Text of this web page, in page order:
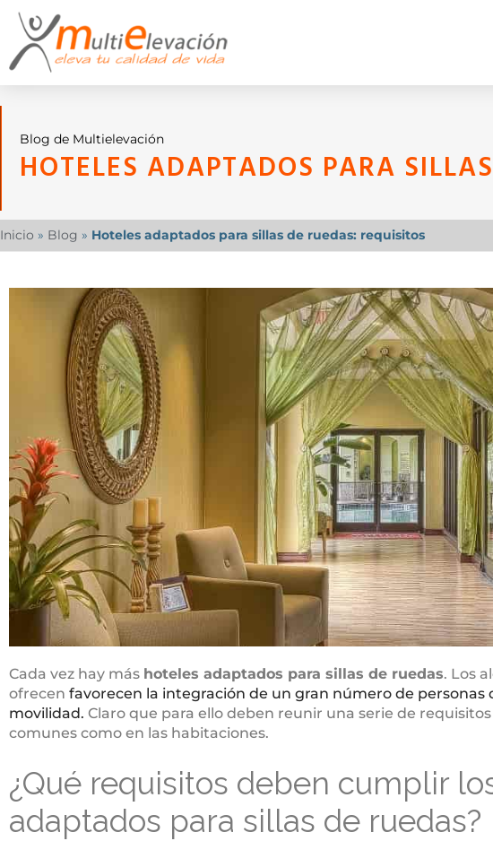
Blog de Multielevación
HOTELES ADAPTADOS PARA
Inicio » Blog » Hoteles adaptados para sillas de ruedas: requisitos
Cada vez hay más hoteles adaptados para sillas de ruedas. Los
ofrecen favorecen la integración de un gran número de personas
movilidad. Claro que para ello deben reunir una serie de
comunes como en las habitaciones.
¿Qué requisitos deben cumplir
adaptados para sillas de ruedas?